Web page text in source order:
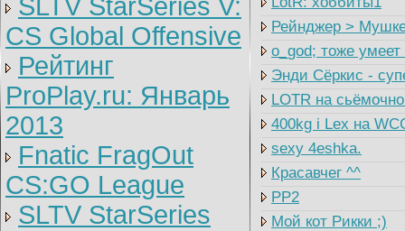
SLTV StarSeries V:
CS Global Offensive
Рейтинг
ProPlay.ru: Январь
2013
Fnatic FragOut
CS:GO League
SLTV StarSeries
Рейнджер >
о_god; тоже
Энди Сёркис -
LOTR на
400kg i Lex на
sexy 4eshka.
Красавчег ^^
PP2
Мой кот Рикки ;)